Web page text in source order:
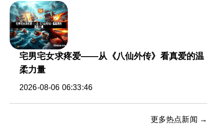
宅男宅女求疼爱——从《八仙外传》看真爱的温
柔力量
2026-08-06 06:33:46
更多热点新闻 →